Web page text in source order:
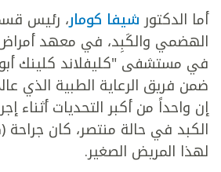
أما الدكتورشيفا كومار، رئيس
الهضمي والكَبِد، في معهد
في مستشفى "كليفلاند كلينك
ضمن فريق الرعاية الطبية الذي
إن واحداً من أكبر التحديات أثناء
الكبد في حالة منتصر، كان
لهذا المريض الصغير.